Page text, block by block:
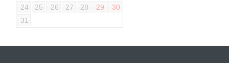
24
25 26 27 28 29
30
31